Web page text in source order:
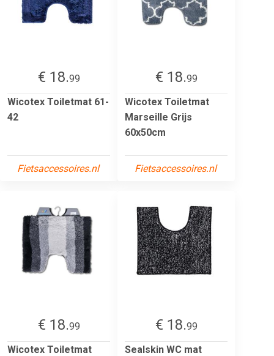
€ 18.99
Wicotex Toiletmat 61-
42
Fietsaccessoires.nl
€ 18.99
Wicotex Toiletmat
Marseille Grijs
60x50cm
Fietsaccessoires.nl
€ 18.99
Wicotex Toiletmat
€ 18.99
Sealskin WC mat